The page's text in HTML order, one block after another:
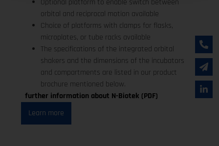
Optional platform to enable switch between
orbital and reciprocal motion available
Choice of platforms with clamps for flasks,
microplates, or tube racks available
The specifications of the integrated orbital
shakers and the dimensions of the incubators
and compartments are listed in our product
brochure mentioned below.
further information about N-Biotek (PDF)
Learn more